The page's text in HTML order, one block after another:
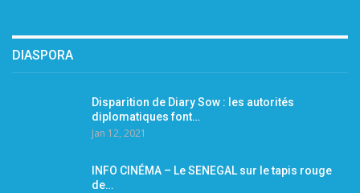
DIASPORA
Disparition de Diary Sow : les autorités
diplomatiques font…
Jan 12, 2021
INFO CINÉMA – Le SENEGAL sur le tapis rouge
de…